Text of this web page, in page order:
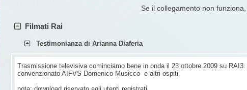
Se il collegamento non
Filmati Rai
Testimonianza di Arianna Diaferia
Trasmissione televisiva cominciamo bene in onda il 23 ottobre 2009 su
convenzionato AIFVS Domenico Musicco e altri ospiti.